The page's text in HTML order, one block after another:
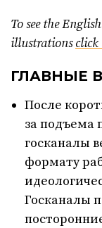
To see the
illustrationsclick
ГЛАВНЫЕ
После
за подъема
госканалы
формату
Госканалы